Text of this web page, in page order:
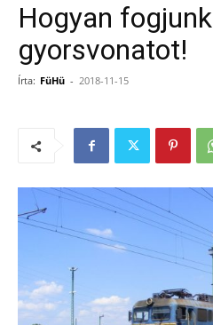
Hogyan fogjunk
gyorsvonatot!
Írta: FüHü - 2018-11-15